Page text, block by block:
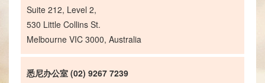
Suite 212, Level 2,
530 Little Collins St.
Melbourne VIC 3000, Australia
悉尼办公室 (02) 9267 7239